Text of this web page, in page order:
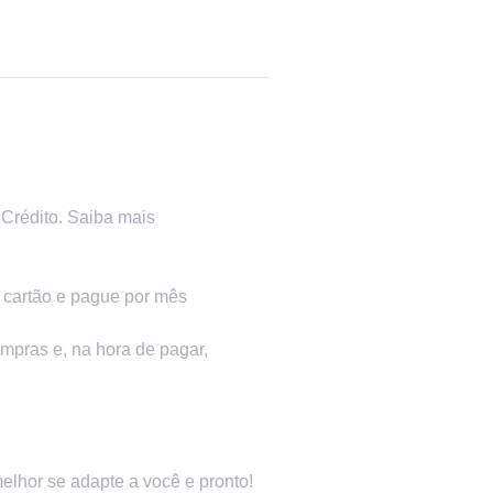
Saiba mais
e pague por mês
e, na hora de pagar,
se adapte a você e pronto!